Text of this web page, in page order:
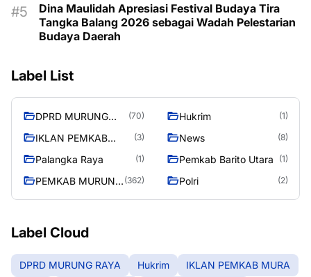
Dina Maulidah Apresiasi Festival Budaya Tira
Tangka Balang 2026 sebagai Wadah Pelestarian
Budaya Daerah
Label List
DPRD MURUNG
(70) Hukrim (1)
IKLAN PEMKAB
(3) News (8)
Palangka Raya (1) Pemkab Barito Utara (1)
PEMKAB MURUNG (362) Polri (2)
Label Cloud
DPRD MURUNG RAYA Hukrim
IKLAN PEMKAB MURA